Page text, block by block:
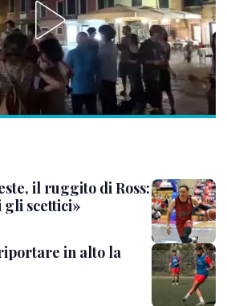
il ruggito di Ross:
scettici»
in alto la